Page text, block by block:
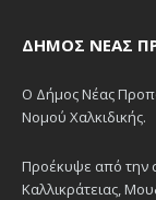
ΔΉΜΟΣ ΝΈΑΣ
Ο Δήμος Νέας
Νομού Χαλκιδικής.
Προέκυψε από
Καλλικράτειας,